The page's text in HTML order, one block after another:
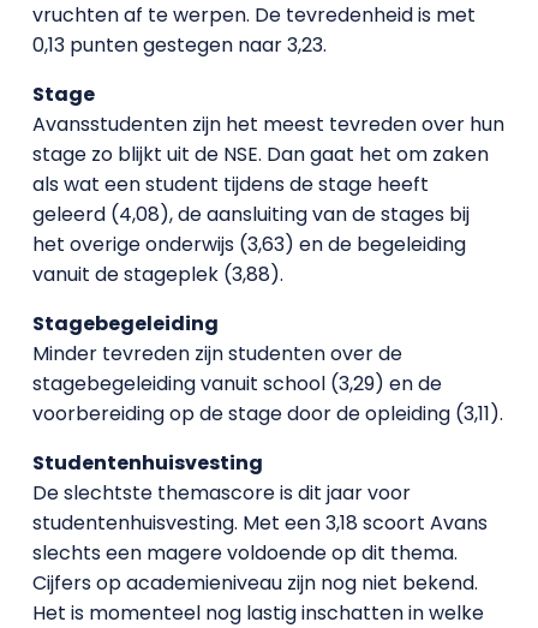
vruchten af te werpen. De tevredenheid is met
0,13 punten gestegen naar 3,23.
Stage
Avansstudenten zijn het meest tevreden over hun
stage zo blijkt uit de NSE. Dan gaat het om zaken
als wat een student tijdens de stage heeft
geleerd (4,08), de aansluiting van de stages bij
het overige onderwijs (3,63) en de begeleiding
vanuit de stageplek (3,88).
Stagebegeleiding
Minder tevreden zijn studenten over de
stagebegeleiding vanuit school (3,29) en de
voorbereiding op de stage door de opleiding (3,11).
Studentenhuisvesting
De slechtste themascore is dit jaar voor
studentenhuisvesting. Met een 3,18 scoort Avans
slechts een magere voldoende op dit thema.
Cijfers op academieniveau zijn nog niet bekend.
Het is momenteel nog lastig inschatten in welke